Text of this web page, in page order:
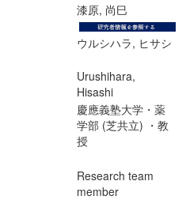
漆原, 尚巳
ウルシハラ, ヒサシ
Urushihara,
Hisashi
慶應義塾大学・薬
学部 (芝共立) ・教
授
Research team
member